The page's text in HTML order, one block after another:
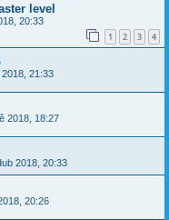
level
20:33
1 2 3 4
21:33
2018, 18:27
2018, 20:33
20:26